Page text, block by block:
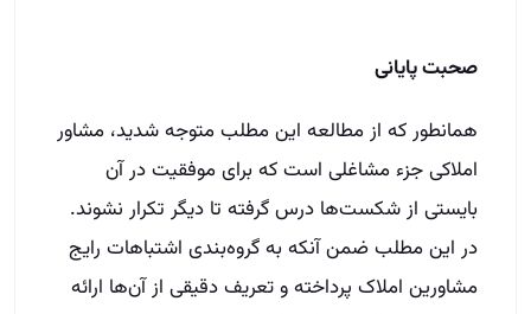
شد، سعی کردیم چند مورد از رایج‌ترین آن‌ها را نیز برای
شما تشریح کنیم. در نهایت امیدواریم که از این مطلب
لذت برده باشید.
سوال داری شمارتو بذار
هر سوالی داری بپرس حداکثر تا پایان وقت اداری امروز